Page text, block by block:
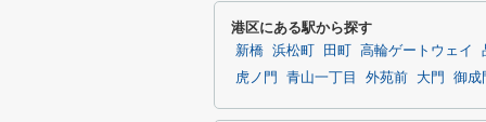
港区にある駅から探す
新橋 浜松町 田町 高輪ゲートウェイ
虎ノ門
青山一丁目 外苑前 大門 御成